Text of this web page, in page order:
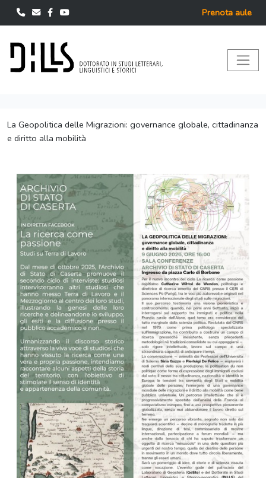
Prenota aule
La Geopolitica delle Migrazioni: governance globale, cittadinanza
e diritto alla mobilità